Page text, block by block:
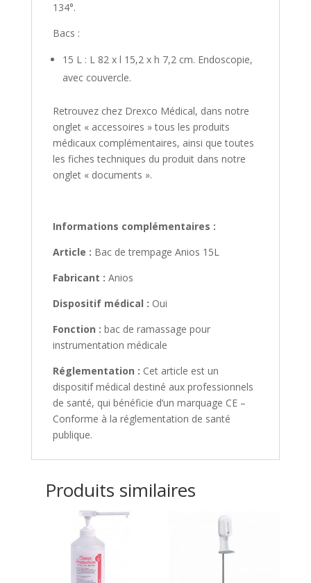
134°.
Bacs :
15 L : L 82 x l 15,2 x h 7,2 cm. Endoscopie,
avec couvercle.
Retrouvez chez Drexco Médical, dans notre
onglet « accessoires » tous les produits
médicaux complémentaires, ainsi que toutes
les fiches techniques du produit dans notre
onglet « documents ».
Informations complémentaires :
Article : Bac de trempage Anios 15L
Fabricant : Anios
Dispositif médical : Oui
Fonction : bac de ramassage pour
instrumentation médicale
Réglementation : Cet article est un
dispositif médical destiné aux professionnels
de santé, qui bénéficie d’un marquage CE –
Conforme à la réglementation de santé
publique.
Produits similaires